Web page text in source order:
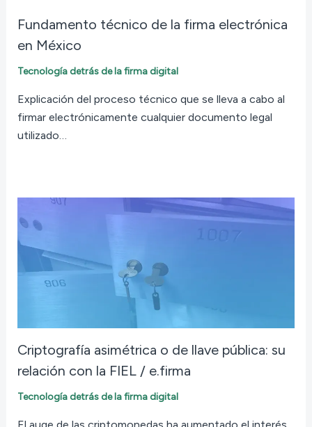
Fundamento técnico de la firma electrónica
en México
Tecnología detrás de la firma digital
Explicación del proceso técnico que se lleva a cabo al
firmar electrónicamente cualquier documento legal
utilizado…
Criptografía asimétrica o de llave pública: su
relación con la FIEL / e.firma
Tecnología detrás de la firma digital